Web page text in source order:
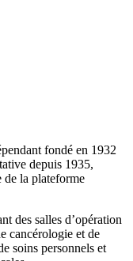
fondé en 1932
depuis 1935,
de la plateforme
des salles d’opération
cancérologie et de
soins personnels et